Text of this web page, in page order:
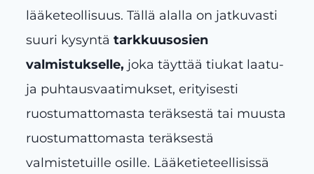
lääketeollisuus. Tällä alalla on jatkuvasti
suuri kysyntä tarkkuusosien
valmistukselle, joka täyttää tiukat laatu-
ja puhtausvaatimukset, erityisesti
ruostumattomasta teräksestä tai muusta
ruostumattomasta teräksestä
valmistetuille osille. Lääketieteellisissä